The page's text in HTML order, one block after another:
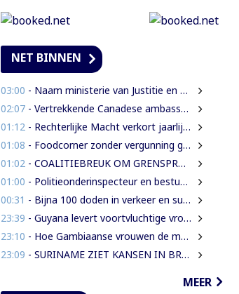
NET BINNEN
03:00 - Naam ministerie van Justitie en Politie verandert naar Justitie en Veiligheid
02:07- Vertrekkende Canadese ambassadeur wil grotere rol voor Canada in Suriname
01:12 - Rechterlijke Macht verkort jaarlijkse zittingsvrije periode naar één maand
01:08 - Foodcorner zonder vergunning gesloten tijdens derde dag integrale controles
01:02 - COALITIEBREUK OM GRENSPROTOCOL ONWAARSCHIJNLIJK
01:00 - Politieonderinspecteur en bestuurder gewond nadat auto over de kop slaat
00:31 - Bijna 100 doden in verkeer en suïcide voor 2026 is veel te veel’, zegt Lau
23:39 - Guyana levert voortvluchtige vrouwelijke verdachte in mensenhandel uit aan Suriname
23:10 - Hoe Gambiaanse vrouwen de mangroves herstellen die Banjul beschermen
23:09 - SURINAME ZIET KANSEN IN BRAZILIAANSE RADARTECHNOLOGIE VOOR GRENSBEWAKING EN VEILIGHEID
MEER